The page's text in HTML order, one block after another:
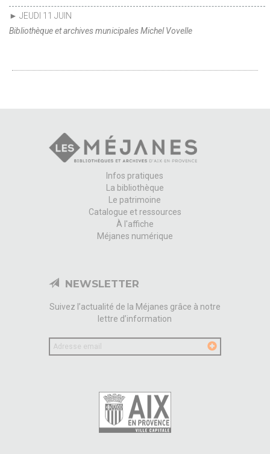
► JEUDI 11 JUIN
Bibliothèque et archives municipales Michel Vovelle
Infos pratiques
La bibliothèque
Le patrimoine
Catalogue et ressources
À l'affiche
Méjanes numérique
NEWSLETTER
Suivez l’actualité de la Méjanes grâce à notre
lettre d’information
email